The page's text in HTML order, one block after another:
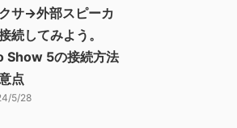
サ→外部スピーカ
続してみよう。
Show 5の接続方法
点
5/28